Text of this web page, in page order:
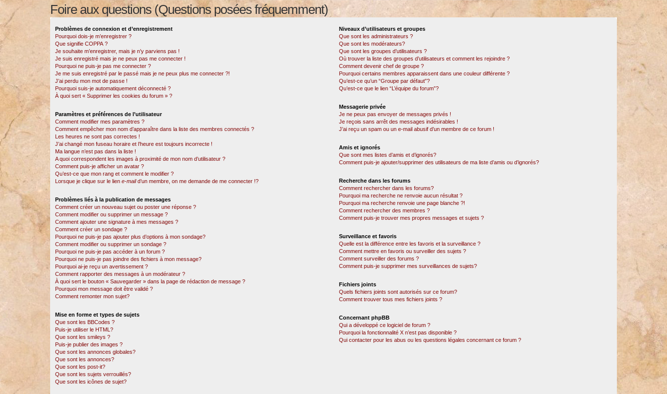
Foire aux questions (Questions posées fréquemment)
Problèmes de connexion et d’enregistrement
Pourquoi dois-je m’enregistrer ?
Que signifie COPPA ?
Je souhaite m’enregistrer, mais je n’y parviens pas !
Je suis enregistré mais je ne peux pas me connecter !
Pourquoi ne puis-je pas me connecter ?
Je me suis enregistré par le passé mais je ne peux plus me connecter ?!
J’ai perdu mon mot de passe !
Pourquoi suis-je automatiquement déconnecté ?
À quoi sert « Supprimer les cookies du forum » ?
Paramètres et préférences de l’utilisateur
Comment modifier mes paramètres ?
Comment empêcher mon nom d’apparaître dans la liste des membres connectés ?
Les heures ne sont pas correctes !
J’ai changé mon fuseau horaire et l’heure est toujours incorrecte !
Ma langue n’est pas dans la liste !
A quoi correspondent les images à proximité de mon nom d’utilisateur ?
Comment puis-je afficher un avatar ?
Qu’est-ce que mon rang et comment le modifier ?
Lorsque je clique sur le lien e-maild’un membre, on me demande de me connecter !?
Problèmes liés à la publication de messages
Comment créer un nouveau sujet ou poster une réponse ?
Comment modifier ou supprimer un message ?
Comment ajouter une signature à mes messages ?
Comment créer un sondage ?
Pourquoi ne puis-je pas ajouter plus d’options à mon sondage?
Comment modifier ou supprimer un sondage ?
Pourquoi ne puis-je pas accéder à un forum ?
Pourquoi ne puis-je pas joindre des fichiers à mon message?
Pourquoi ai-je reçu un avertissement ?
Comment rapporter des messages à un modérateur ?
À quoi sert le bouton « Sauvegarder » dans la page de rédaction de message ?
Pourquoi mon message doit être validé ?
Comment remonter mon sujet?
Mise en forme et types de sujets
Que sont les BBCodes ?
Puis-je utiliser le HTML?
Que sont les smileys ?
Puis-je publier des images ?
Que sont les annonces globales?
Que sont les annonces?
Que sont les post-it?
Que sont les sujets verrouillés?
Que sont les icônes de sujet?
Niveaux d’utilisateurs et groupes
Que sont les administrateurs ?
Que sont les modérateurs?
Que sont les groupes d’utilisateurs ?
Où trouver la liste des groupes d’utilisateurs et comment les rejoindre ?
Comment devenir chef de groupe ?
Pourquoi certains membres apparaissent dans une couleur différente ?
Qu’est-ce qu’un “Groupe par défaut”?
Qu’est-ce que le lien “L’équipe du forum”?
Messagerie privée
Je ne peux pas envoyer de messages privés !
Je reçois sans arrêt des messages indésirables !
J’ai reçu un spam ou un e-mail abusif d’un membre de ce forum !
Amis et ignorés
Que sont mes listes d’amis et d’ignorés?
Comment puis-je ajouter/supprimer des utilisateurs de ma liste d’amis ou d’ignorés?
Recherche dans les forums
Comment rechercher dans les forums?
Pourquoi ma recherche ne renvoie aucun résultat ?
Pourquoi ma recherche renvoie une page blanche ?!
Comment rechercher des membres ?
Comment puis-je trouver mes propres messages et sujets ?
Surveillance et favoris
Quelle est la différence entre les favoris et la surveillance ?
Comment mettre en favoris ou surveiller des sujets ?
Comment surveiller des forums ?
Comment puis-je supprimer mes surveillances de sujets?
Fichiers joints
Quels fichiers joints sont autorisés sur ce forum?
Comment trouver tous mes fichiers joints ?
Concernant phpBB
Qui a développé ce logiciel de forum ?
Pourquoi la fonctionnalité X n’est pas disponible ?
Qui contacter pour les abus ou les questions légales concernant ce forum ?